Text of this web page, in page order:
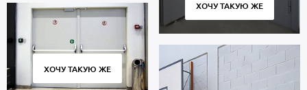
ХОЧУ ТАКУЮ ЖЕ
ХОЧУ ТАКУЮ ЖЕ